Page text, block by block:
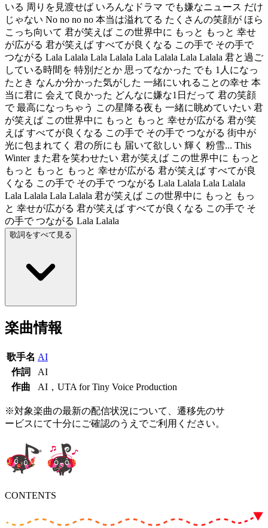
いる 周りを見渡せば いろんなドラマ でも嫌なニュース だけ
じゃない No no no no 本当は溢れてる たくさんの笑顔が ほら
こっち向いて 君が笑えば この世界中に もっと もっと 幸せ
が広がる 君が笑えば すべてが良くなる この手で その手で
つながる Lala Lalala Lala Lalala Lala Lalala Lala Lalala 君と過ご
している時間を 特別だとか 思ってなかった でも 1人になっ
たとき なんか分かった気がした 一緒にいれることの幸せ 本
当に君に 会えて良かった どんなに嫌な1日だって 君の笑顔
で 最高になっちゃう この星降る夜も 一緒に眺めていたい 君
が笑えば この世界中に もっと もっと 幸せが広がる 君が笑
えば すべてが良くなる この手で その手で つながる 街中が
光に包まれてく 君の所にも 届いて欲しい 輝く 粉雪... This
Winter また君を笑わせたい 君が笑えば この世界中に もっと
もっと もっと もっと 幸せが広がる 君が笑えば すべてが良
くなる この手で その手で つながる Lala Lalala Lala Lalala
Lala Lalala Lala Lalala 君が笑えば この世界中に もっと もっ
と 幸せが広がる 君が笑えば すべてが良くなる この手で そ
の手で つながる Lala Lalala
歌詞をすべて見る
楽曲情報
歌手名 AI
作詞
AI
作曲
AI，UTA for Tiny Voice Production
※対象楽曲の最新の配信状況について、遷移先のサ
ービスにて十分にご確認のうえでご利用ください。
CONTENTS